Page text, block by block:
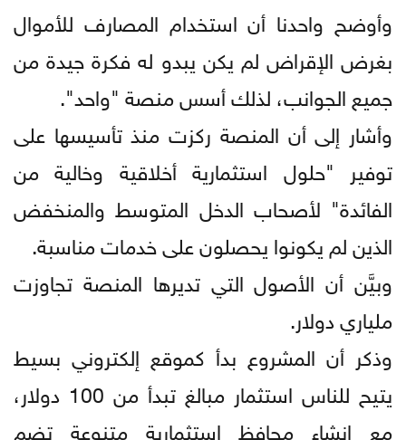
وأوضح واحدنا أن استخدام المصارف للأموال
بغرض الإقراض لم يكن يبدو له فكرة جيدة من
جميع الجوانب، لذلك أسس منصة "واحد".
وأشار إلى أن المنصة ركزت منذ تأسيسها على
توفير "حلول استثمارية أخلاقية وخالية من
الفائدة" لأصحاب الدخل المتوسط والمنخفض
الذين لم يكونوا يحصلون على خدمات مناسبة.
وبيَّن أن الأصول التي تديرها المنصة تجاوزت
ملياري دولار.
وذكر أن المشروع بدأ كموقع إلكتروني بسيط
يتيح للناس استثمار مبالغ تبدأ من 100 دولار،
مع إنشاء محافظ استثمارية متنوعة تضم